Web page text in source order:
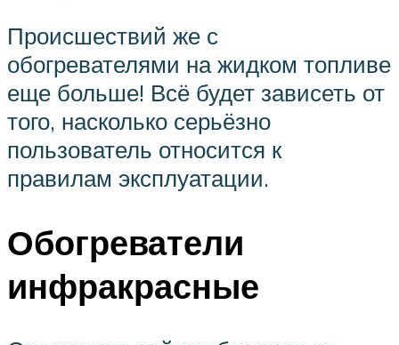
Происшествий же с
обогревателями на жидком топливе
еще больше! Всё будет зависеть от
того, насколько серьёзно
пользователь относится к
правилам эксплуатации.
Обогреватели
инфракрасные